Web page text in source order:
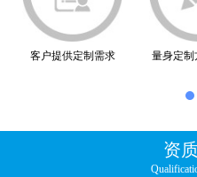
客户提供定制需求 量身定制
资